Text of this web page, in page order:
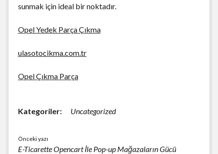
sunmak için ideal bir noktadır.
Opel Yedek Parça Çıkma
ulasotocikma.com.tr
Opel Çıkma Parça
Kategoriler: Uncategorized
Önceki yazı
E-Ticarette Opencart İle Pop-up Mağazaların Gücü